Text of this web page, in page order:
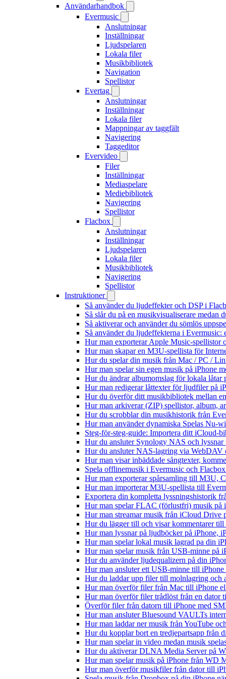
Användarhandbok
Evermusic
Anslutningar
Inställningar
Ljudspelaren
Lokala filer
Musikbibliotek
Navigation
Spellistor
Evertag
Anslutningar
Inställningar
Lokala filer
Mappningar av taggfält
Navigering
Taggeditor
Evervideo
Filer
Inställningar
Mediaspelare
Mediebibliotek
Navigering
Spellistor
Flacbox
Anslutningar
Inställningar
Ljudspelaren
Lokala filer
Musikbibliotek
Navigering
Spellistor
Instruktioner
Så använder du ljudeffekter och DSP i
Så slår du på en musikvisualiserare medan
Så aktiverar och använder du sömlös
Så använder du ljudeffekterna i
Hur man exporterar Apple Music-spellistor
Hur man skapar en M3U-spellista för
Hur du spelar din musik från Mac / PC /
Hur man spelar sin egen musik på iPhone
Hur du ändrar albumomslag för lokala
Hur man redigerar låttexter för ljudfiler på
Hur du överför ditt musikbibliotek mellan
Hur man arkiverar (ZIP) spellistor, album,
Hur du scrobblar din musikhistorik från
Hur man använder dynamiska Spelas Nu-
Steg-för-steg-guide: Importera ditt iCloud-
Hur du ansluter Synology NAS och
Hur du ansluter NAS-lagring via WebDAV
Hur man visar inbäddade sångtexter,
Spela offlinemusik i Evermusic och
Hur man exporterar spårsamling till M3U,
Hur man importerar M3U-spellista till
Exportera din kompletta lyssningshistorik
Hur man spelar FLAC (förlustfri) musik på
Hur man streamar musik från iCloud Drive
Hur du lägger till och visar kommentarer
Hur man lyssnar på ljudböcker på iPhone,
Hur man spelar lokal musik lagrad pa din
Hur man spelar musik från USB-minne på
Hur du använder ljudequalizern på din
Hur man ansluter ett USB-minne till
Hur du laddar upp filer till molnlagring och
Hur man överför filer från Mac till iPhone
Hur man överför filer trådlöst från en dator
Överför filer från datorn till iPhone med
Hur man ansluter Bluesound VAULTs
Hur man laddar ner musik från YouTube
Hur du kopplar bort en tredjepartsapp från
Hur man spelar in video medan musik
Hur du aktiverar DLNA Media Server på
Hur man spelar musik på iPhone från WD
Hur man överför musikfiler från dator till